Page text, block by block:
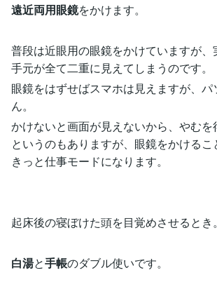
遠近両用眼鏡をかけます。
普段は近眼用の眼鏡をかけていますが、
手元が全て二重に見えてしまうのです。
眼鏡をはずせばスマホは見えますが、
ん。
かけないと画面が見えないから、やむを
というのもありますが、眼鏡をかけるこ
きっと仕事モードになります。
起床後の寝ぼけた頭を目覚めさせるとき。
白湯と手帳のダブル使いです。